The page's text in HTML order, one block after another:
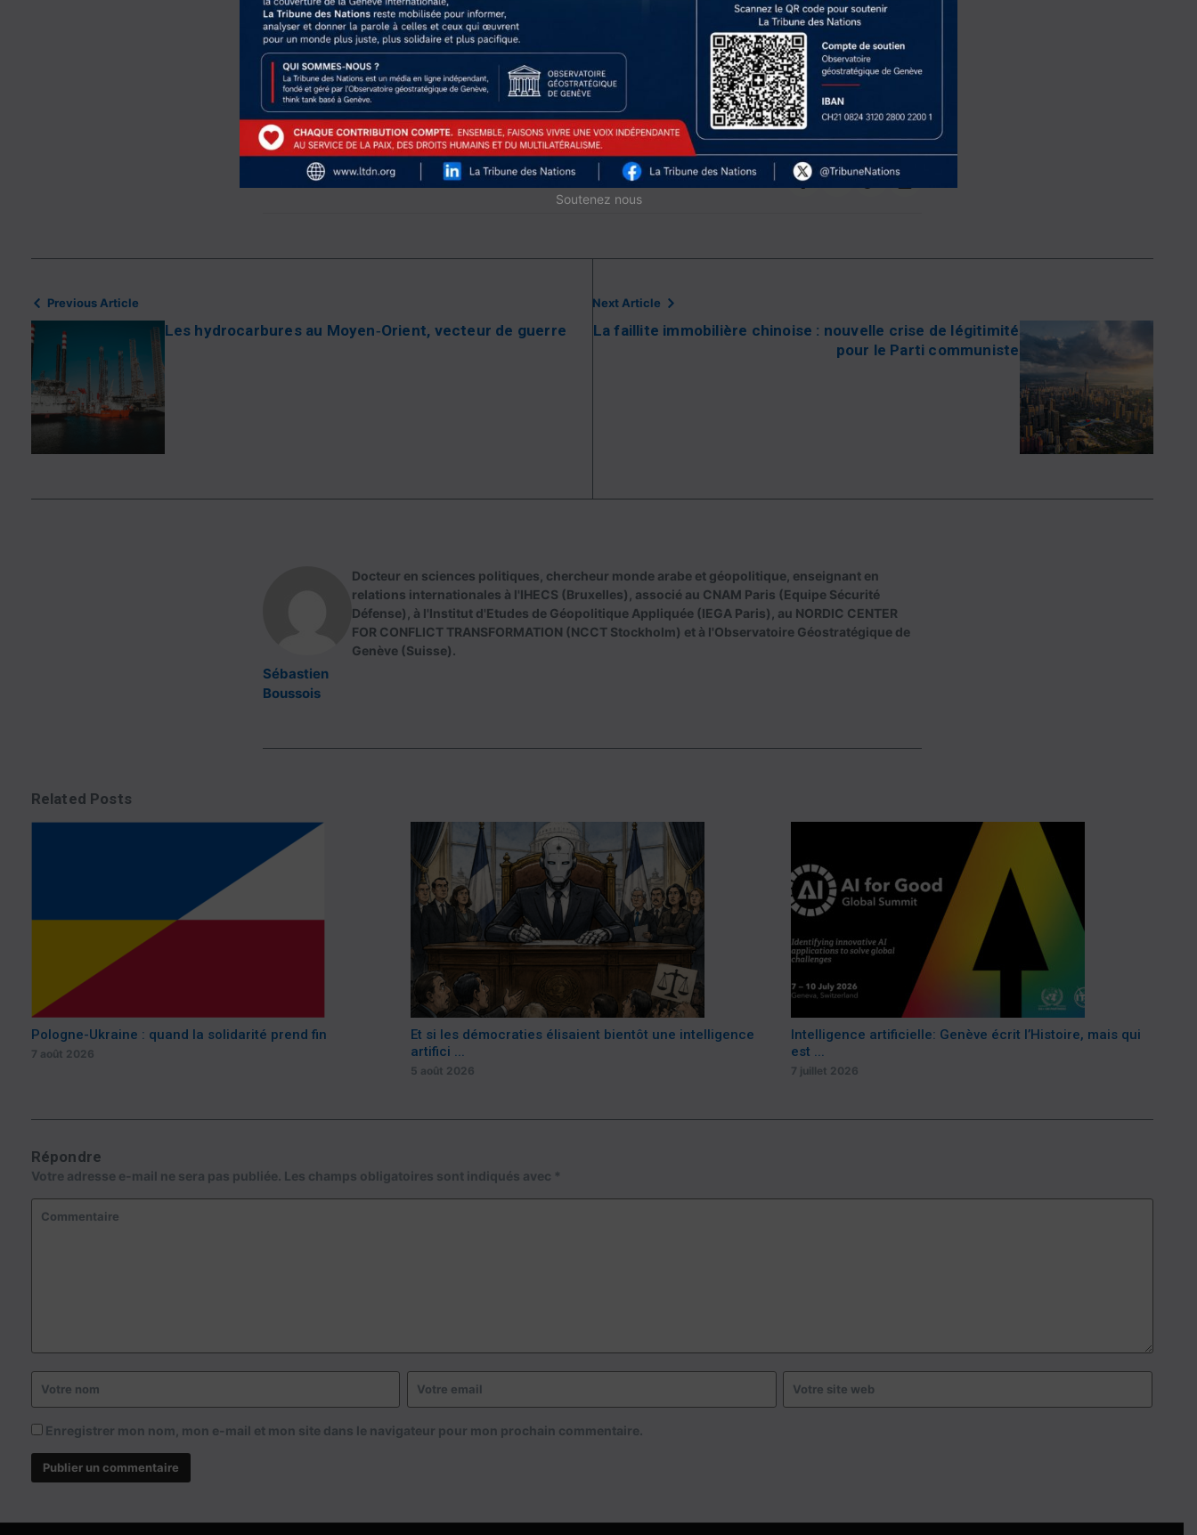
risque de sortir définitivement de son cadre régional. Il est encore temps d’arrêter cette
spirale. Mais cela suppose de préserver les acteurs qui œuvrent à la désescalade. Le Qatar
en fait partie, précisément parce qu’il refuse d’entrer dans une logique de riposte et qu’il
maintient, malgré les attaques, une ligne de retenue. Faute de quoi, ce qui se joue
aujourd’hui au Moyen-Orient s’imposera au reste du monde.
Share this Article
Previous Article
Les hydrocarbures au Moyen‑Orient, vecteur de guerre
Next Article
La faillite immobilière chinoise : nouvelle crise de légitimité
pour le Parti communiste
Sébastien
Boussois
Docteur en sciences politiques, chercheur monde arabe et géopolitique, enseignant en
relations internationales à l'IHECS (Bruxelles), associé au CNAM Paris (Equipe Sécurité
Défense), à l'Institut d'Etudes de Géopolitique Appliquée (IEGA Paris), au NORDIC CENTER
FOR CONFLICT TRANSFORMATION (NCCT Stockholm) et à l'Observatoire Géostratégique de
Genève (Suisse).
Related Posts
Pologne-Ukraine : quand la solidarité prend fin
7 août 2026
Et si les démocraties élisaient bientôt une intelligence
artifici ...
5 août 2026
Intelligence artificielle: Genève écrit l’Histoire, mais qui
est ...
7 juillet 2026
Répondre
Votre adresse e-mail ne sera pas publiée. Les champs obligatoires sont indiqués avec *
Enregistrer mon nom, mon e-mail et mon site dans le navigateur pour mon prochain commentaire.
Soutenez nous